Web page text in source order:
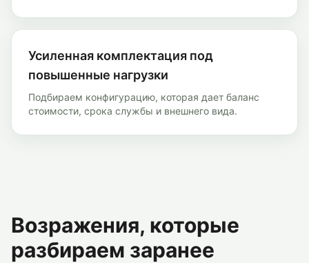
Усиленная комплектация под
повышенные нагрузки
Подбираем конфигурацию, которая дает баланс
стоимости, срока службы и внешнего вида.
Возражения, которые
разбираем заранее